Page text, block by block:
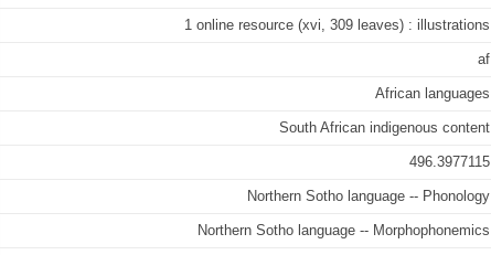
1 online resource (xvi, 309 leaves) : illustrations
af
African languages
South African indigenous content
496.3977115
Northern Sotho language -- Phonology
Northern Sotho language -- Morphophonemics